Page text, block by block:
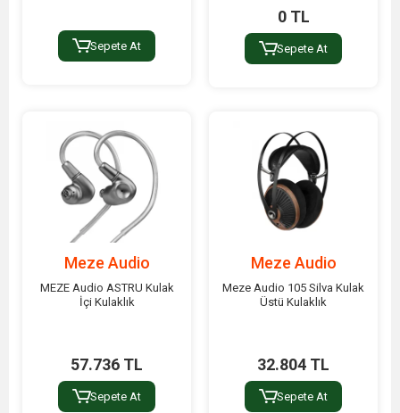
Sepete At
0 TL
Sepete At
Meze Audio
MEZE Audio ASTRU Kulak
İçi Kulaklık
57.736 TL
Sepete At
Meze Audio
Meze Audio 105 Silva Kulak
Üstü Kulaklık
32.804 TL
Sepete At